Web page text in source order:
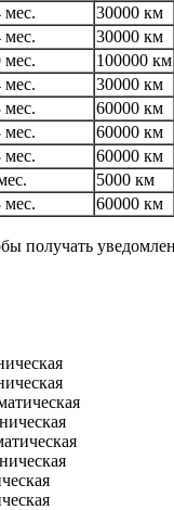
мес.
30000 км
мес.
30000 км
мес.
100000 км
мес.
30000 км
мес.
60000 км
мес.
60000 км
мес.
60000 км
5000 км
мес. 60000 км
получать